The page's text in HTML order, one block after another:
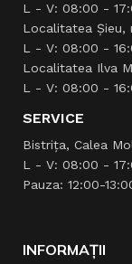
L - V: 08:00 -
Localitatea Şieu,
L - V: 08:00 -
Localitatea Ilva
L - V: 08:00 -
SERVICE
Bistrița, Calea
L - V: 08:00 -
Pauza: 12:00-
INFORMAȚII